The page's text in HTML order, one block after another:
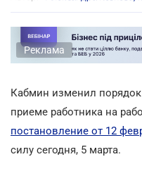
Реклама
Кабмин изменил
приеме работника на
постановление от 12
силу сегодня, 5 марта.